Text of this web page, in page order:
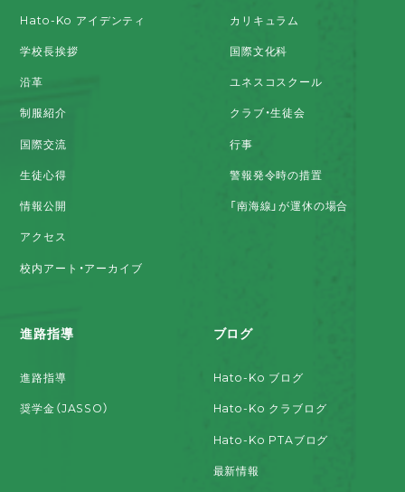
Hato-Ko アイデンティ
学校長挨拶
沿革
制服紹介
国際交流
生徒心得
情報公開
アクセス
校内アート・アーカイブ
カリキュラム
国際文化科
ユネスコスクール
クラブ・生徒会
行事
警報発令時の措置
「南海線」が運休の場合
進路指導
進路指導
奨学金（JASSO）
ブログ
Hato-Ko ブログ
Hato-Ko クラブログ
Hato-Ko PTAブログ
最新情報